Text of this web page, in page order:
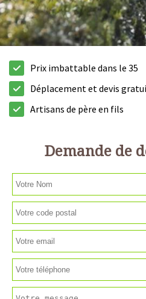
Prix imbattable dans le 35
Déplacement et devis
Artisans de père en fils
Demande de